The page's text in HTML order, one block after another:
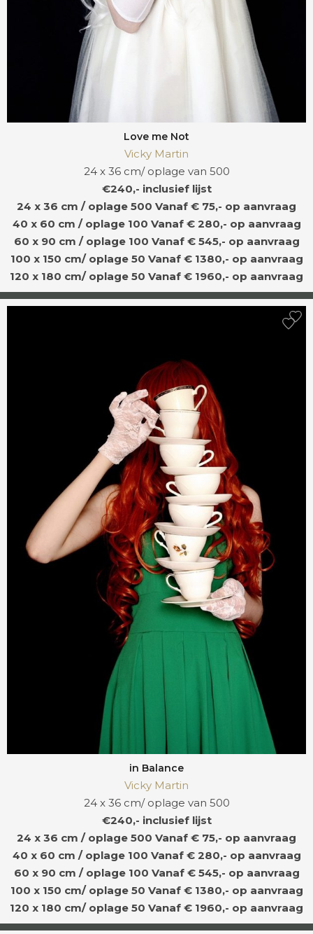
Love me Not
Vicky Martin
24 x 36 cm/ oplage van 500
€240,- inclusief lijst
24 x 36 cm / oplage 500 Vanaf € 75,- op aanvraag
40 x 60 cm / oplage 100 Vanaf € 280,- op aanvraag
60 x 90 cm / oplage 100 Vanaf € 545,- op aanvraag
100 x 150 cm/ oplage 50 Vanaf € 1380,- op aanvraag
120 x 180 cm/ oplage 50 Vanaf € 1960,- op aanvraag
in Balance
Vicky Martin
24 x 36 cm/ oplage van 500
€240,- inclusief lijst
24 x 36 cm / oplage 500 Vanaf € 75,- op aanvraag
40 x 60 cm / oplage 100 Vanaf € 280,- op aanvraag
60 x 90 cm / oplage 100 Vanaf € 545,- op aanvraag
100 x 150 cm/ oplage 50 Vanaf € 1380,- op aanvraag
120 x 180 cm/ oplage 50 Vanaf € 1960,- op aanvraag